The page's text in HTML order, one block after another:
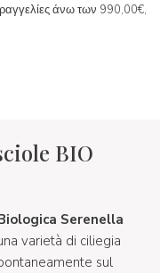
άνω των 990,00€,
BIO
Serenella
varietà di ciliegia
sul